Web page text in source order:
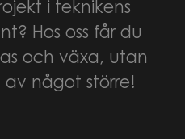
i teknikens
Hos oss får du
och växa, utan
något större!